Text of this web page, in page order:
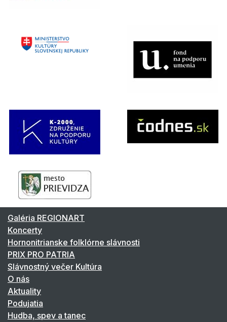
Galéria REGIONART
Koncerty
Hornonitrianske folklórne slávnosti
PRIX PRO PATRIA
Slávnostný večer Kultúra
O nás
Aktuality
Podujatia
Hudba, spev a tanec